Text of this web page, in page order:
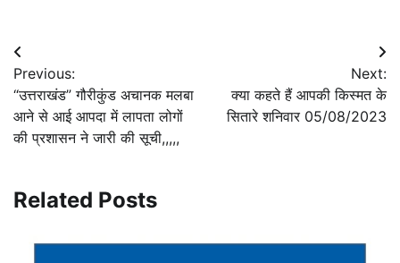
Post
navigation
Previous:
“उत्तराखंड” गौरीकुंड अचानक मलबा
आने से आई आपदा में लापता लोगों
की प्रशासन ने जारी की सूची,,,,,
Next:
क्या कहते हैं आपकी किस्मत के
सितारे शनिवार 05/08/2023
Related Posts